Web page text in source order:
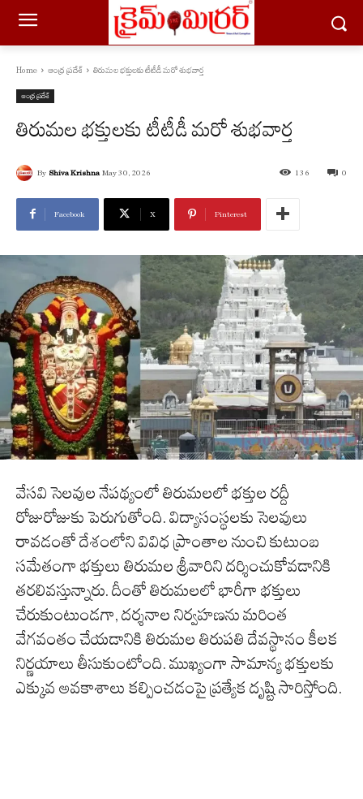
Home ఆంధ్ర ప్రదేశ్ తిరుమల భక్తులకు టీటీడీ మరో శుభవార్త
ఆంధ్ర ప్రదేశ్
తిరుమల భక్తులకు టీటీడీ మరో శుభవార్త
By Shiva Krishna May 30, 2026 0
136
Facebook X Pinterest
వేసవి సెలవుల నేపథ్యంలో తిరుమలలో భక్తుల రద్దీ
రోజురోజుకు పెరుగుతోంది. విద్యాసంస్థలకు సెలవులు
రావడంతో దేశంలోని వివిధ ప్రాంతాల నుంచి కుటుంబ
సమేతంగా భక్తులు తిరుమల శ్రీవారిని దర్శించుకోవడానికి
తరలివస్తున్నారు. దీంతో తిరుమలలో భారీగా భక్తులు
చేరుకుంటుండగా, దర్శనాల నిర్వహణను మరింత
వేగవంతం చేయడానికి తిరుమల తిరుపతి దేవస్థానం కీలక
నిర్ణయాలు తీసుకుంటోంది. ముఖ్యంగా సామాన్య భక్తులకు
ఎక్కువ అవకాశాలు కల్పించడంపై ప్రత్యేక దృష్టి సారిస్తోంది.